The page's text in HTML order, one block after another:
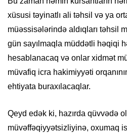
xüsusi təyinatlı ali təhsil və ya
müəssisələrində aldıqları təhsil
gün sayılmaqla müddətli həqiqi
hesablanacaq və onlar xidmət
müvafiq icra hakimiyyəti
ehtiyata buraxılacaqlar.
Qeyd edək ki, hazırda qüvvədə
müvəffəqiyyətsizliyinə, oxumaq